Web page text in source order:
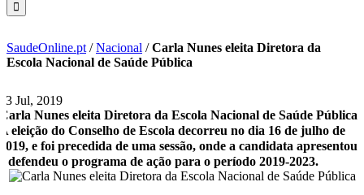
SaudeOnline.pt /Nacional /Carla Nunes eleita Diretora da
Escola Nacional de Saúde Pública
23 Jul, 2019
Carla Nunes eleita Diretora da Escola Nacional de Saúde Pública
A eleição do Conselho de Escola decorreu no dia 16 de julho de
2019, e foi precedida de uma sessão, onde a candidata apresentou
e defendeu o programa de ação para o período 2019-2023.